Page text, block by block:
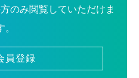
のみ閲覧していただけま
。
員登録